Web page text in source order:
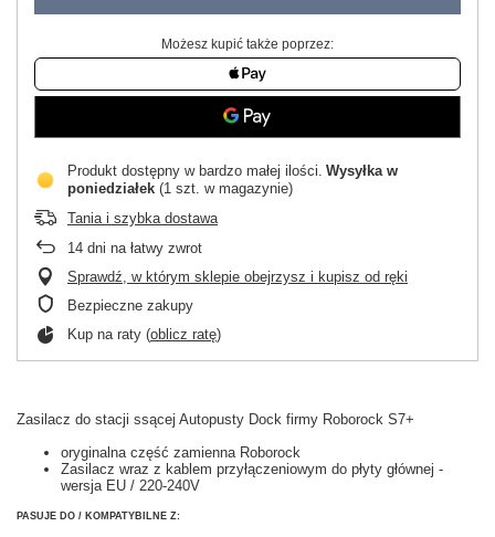
Możesz kupić także poprzez:
Produkt dostępny w bardzo małej ilości Wysyłka w
poniedziałek (1 szt. w magazynie)
Tania i szybka dostawa
14 dni na łatwy zwrot
Sprawdź, w którym sklepie obejrzysz i kupisz od ręki
Bezpieczne zakupy
Kup na raty (oblicz ratę)
Zasilacz do stacji ssącej Autopusty Dock firmy Roborock S7+
oryginalna część zamienna Roborock
Zasilacz wraz z kablem przyłączeniowym do płyty głównej -
wersja EU / 220-240V
PASUJE DO / KOMPATYBILNE Z: